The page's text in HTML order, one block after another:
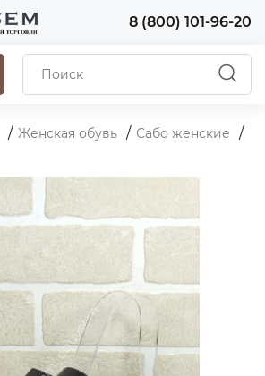
8 (800) 101-96-20
Женская обувь
Сабо женские